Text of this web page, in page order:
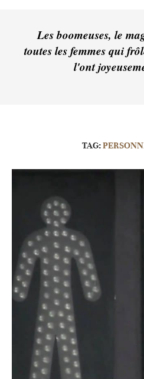
Les boomeuses, le
toutes les femmes qui
l'ont
TAG: